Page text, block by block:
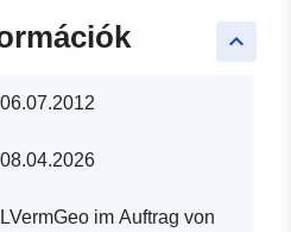
keyboard_arrow_up
06.07.2012
08.04.2026
LVermGeo im Auftrag von